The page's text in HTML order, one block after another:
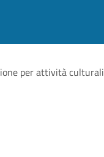
per attività culturali